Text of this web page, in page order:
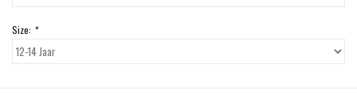
Size: *